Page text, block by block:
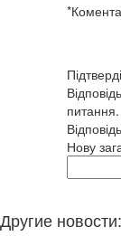
*
питання.
Нову
Другие новости: